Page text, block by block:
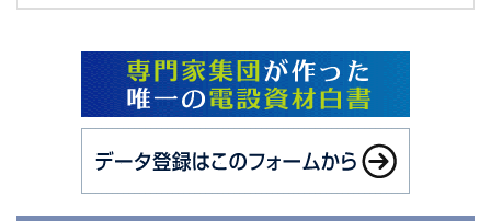
GR付開閉器取付用品 (5)
架線金物 (24)
トンネル内架線金物 (5)
鉄筋コンクリート製トラフ (7)
FRP・樹脂製ケーブルトラフ (3)